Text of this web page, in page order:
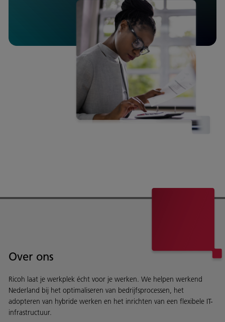
Over ons
Ricoh laat je werkplek écht voor je werken. We helpen werkend
Nederland bij het optimaliseren van bedrijfsprocessen, het
adopteren van hybride werken en het inrichten van een flexibele IT-
infrastructuur.